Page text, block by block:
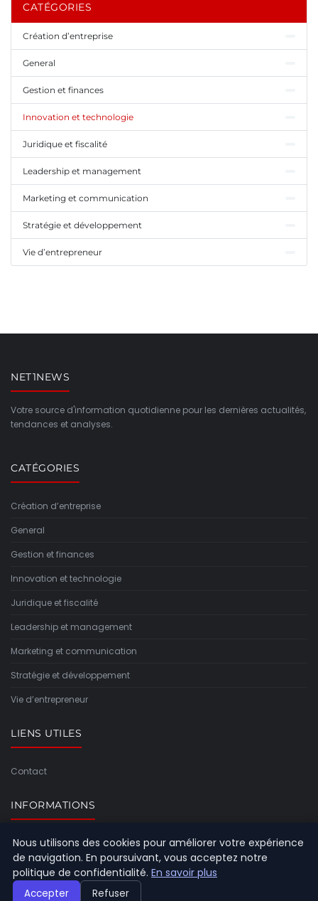
CATÉGORIES
Création d’entreprise
General
Gestion et finances
Innovation et technologie
Juridique et fiscalité
Leadership et management
Marketing et communication
Stratégie et développement
Vie d’entrepreneur
NET1NEWS
Votre source d'information quotidienne pour les dernières actualités,
tendances et analyses.
CATÉGORIES
Création d’entreprise
General
Gestion et finances
Innovation et technologie
Juridique et fiscalité
Leadership et management
Marketing et communication
Stratégie et développement
Vie d’entrepreneur
LIENS UTILES
Contact
INFORMATIONS
Plan du site
Nous utilisons des cookies pour améliorer votre expérience
de navigation. En poursuivant, vous acceptez notre
politique de confidentialité. En savoir plus
Accepter Refuser